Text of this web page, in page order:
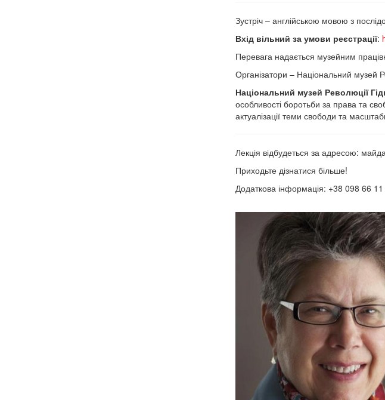
Зустріч – англійською мовою з
Вхід вільний за умови реєстрації:
Перевага надається музейним
Організатори – Національний музей
Національний музей Революції
особливості боротьби за права та
актуалізації теми свободи та
Лекція відбудеться за адресою:
Приходьте дізнатися більше!
Додаткова інформація: +38 098 66